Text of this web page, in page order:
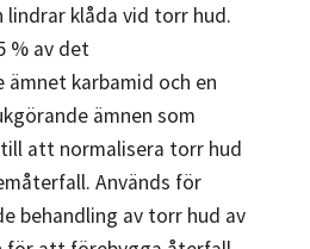
lindrar klåda vid torr hud.
% av det
karbamid och en
ämnen som
att normalisera torr hud
Används för
behandling av torr hud av